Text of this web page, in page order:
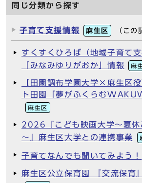
同じ分類から探す
子育て支援情報 麻生区 （この
すくすくひろば（地域子育て支
「みなみゆりがおか」情報
麻
【田園調布学園大学×麻生区
ト田園「夢がふくらむ
麻生区
2026『こども映画大学～夏休
～』麻生区大学との連携事業
子育てなんでも聞いてみよう！
麻生区公立保育園 『交流保育